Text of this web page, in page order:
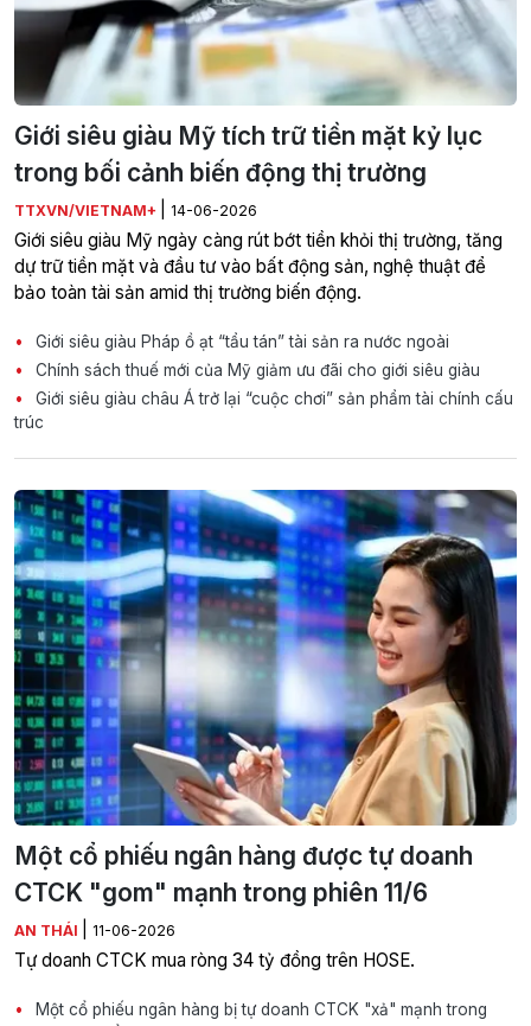
Giới siêu giàu Mỹ tích trữ tiền mặt kỷ lục
trong bối cảnh biến động thị trường
TTXVN/VIETNAM+ 14-06-2026
Giới siêu giàu Mỹ ngày càng rút bớt tiền khỏi thị trường, tăng
dự trữ tiền mặt và đầu tư vào bất động sản, nghệ thuật để
bảo toàn tài sản amid thị trường biến động.
Giới siêu giàu Pháp ồ ạt “tẩu tán” tài sản ra nước ngoài
Chính sách thuế mới của Mỹ giảm ưu đãi cho giới siêu giàu
Giới siêu giàu châu Á trở lại “cuộc chơi” sản phẩm tài chính cấu
trúc
Một cổ phiếu ngân hàng được tự doanh
CTCK "gom" mạnh trong phiên 11/6
AN THÁI 11-06-2026
Tự doanh CTCK mua ròng 34 tỷ đồng trên HOSE.
Một cổ phiếu ngân hàng bị tự doanh CTCK "xả" mạnh trong